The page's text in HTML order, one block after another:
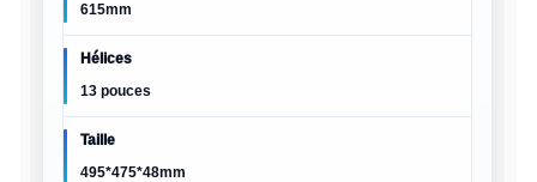
615mm
Hélices
13 pouces
Taille
495*475*48mm